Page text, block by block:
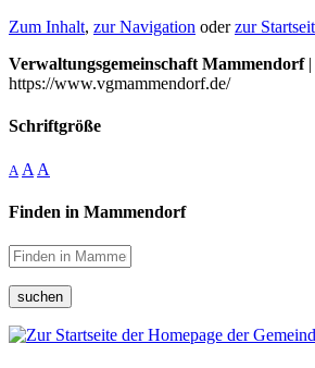
Zum Inhalt, zur Navigation oderzur
Verwaltungsgemeinschaft Mammendorf|
https://www.vgmammendorf.de/
Schriftgröße
A A A
Finden in Mammendorf
suchen